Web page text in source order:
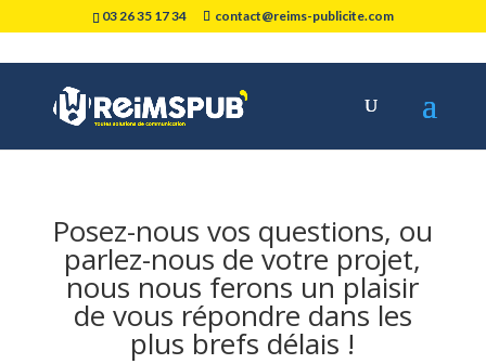
03 26 35 17 34 contact@reims-publicite.com
Nous contacter
Posez-nous vos questions, ou
parlez-nous de votre projet,
nous nous ferons un plaisir
de vous répondre dans les
plus brefs délais !